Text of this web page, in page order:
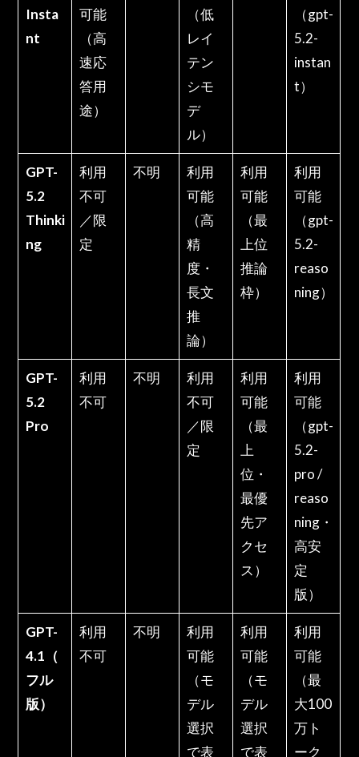
Insta
nt
可能
（高
速応
答用
途）
（低
レイ
テン
シモ
デ
ル）
（gpt-
5.2-
instan
t）
GPT-
5.2
Thinki
ng
利用
不可
／限
定
不明
利用
可能
（高
精
度・
長文
推
論）
利用
可能
（最
上位
推論
枠）
利用
可能
（gpt-
5.2-
reaso
ning）
GPT-
5.2
Pro
利用
不可
不明
利用
不可
／限
定
利用
可能
（最
上
位・
最優
先ア
クセ
ス）
利用
可能
（gpt-
5.2-
pro /
reaso
ning・
高安
定
版）
GPT-
4.1（
フル
版）
利用
不可
不明
利用
可能
（モ
デル
選択
で表
利用
可能
（モ
デル
選択
で表
利用
可能
（最
大100
万ト
ーク